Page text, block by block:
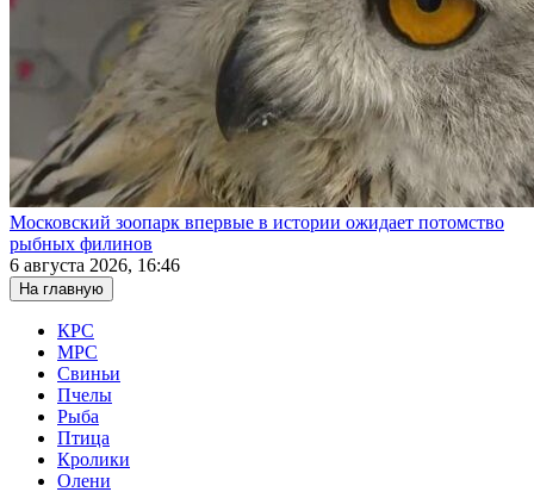
Московский зоопарк впервые в истории ожидает потомство
рыбных филинов
6 августа 2026, 16:46
На главную
КРС
МРС
Свиньи
Пчелы
Рыба
Птица
Кролики
Олени